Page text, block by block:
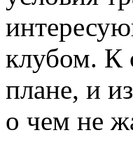
клубом. К
плане, и
о чем не